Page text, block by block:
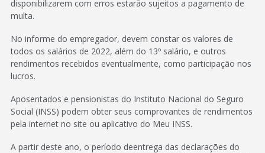
disponibilizarem com erros estarão sujeitos a pagamento de
multa.
No informe do empregador, devem constar os valores de
todos os salários de 2022, além do 13º salário, e outros
rendimentos recebidos eventualmente, como participação nos
lucros.
Aposentados e pensionistas do Instituto Nacional do Seguro
Social (INSS) podem obter seus comprovantes de rendimentos
pela internet no site ou aplicativo do Meu INSS.
A partir deste ano, o período deentrega das declarações do